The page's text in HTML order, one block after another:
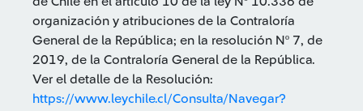
organización y atribuciones de la Contraloría
General de la República; en la resolución Nº 7, de
2019, de la Contraloría General de la República.
Ver el detalle de la Resolución:
https://www.leychile.cl/Consulta/Navegar?